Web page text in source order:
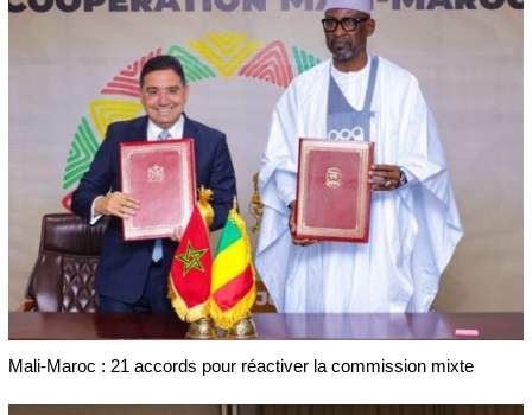
Mali-Maroc : 21 accords pour réactiver la commission mixte